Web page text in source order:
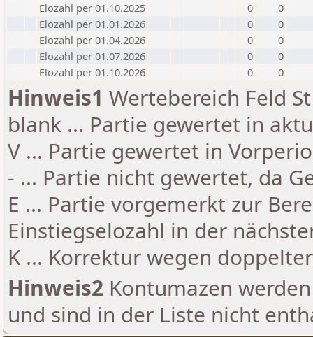
Elozahl per 01.10.2025
0
0
Elozahl per 01.01.2026
0
0
Elozahl per 01.04.2026
0
0
Elozahl per 01.07.2026
0
0
Elozahl per 01.10.2026
0 0
Hinweis1 Wertebereich Feld
blank ... Partie gewertet in
V ... Partie gewertet in
- ... Partie nicht gewertet, da
E ... Partie vorgemerkt zur
Einstiegselozahl in der
K ... Korrektur wegen
Hinweis2 Kontumazen
und sind in der Liste nicht